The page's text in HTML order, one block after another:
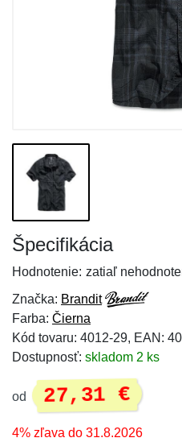
Špecifikácia
Hodnotenie: zatiaľ
Značka: Brandit
Farba: Čierna
Kód tovaru: 4012-29, EAN:
Dostupnosť: skladom 2 ks
od 27,31 €
4% zľava do 31.8.2026